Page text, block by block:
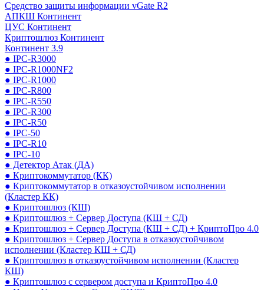
Средство защиты информации vGate R2
АПКШ Континент
ЦУС Континент
Криптошлюз Континент
Континент 3.9
● IPC-R3000
● IPC-R1000NF2
● IPC-R1000
● IPC-R800
● IPC-R550
● IPC-R300
● IPC-R50
● IPC-50
● IPC-R10
● IPC-10
● Детектор Атак (ДА)
● Криптокоммутатор (КК)
● Криптокоммутатор в отказоустойчивом исполнении
(Кластер КК)
● Криптошлюз (КШ)
● Криптошлюз + Сервер Доступа (КШ + СД)
● Криптошлюз + Сервер Доступа (КШ + СД) + КриптоПро 4.0
● Криптошлюз + Сервер Доступа в отказоустойчивом
исполнении (Кластер КШ + СД)
● Криптошлюз в отказоустойчивом исполнении (Кластер
КШ)
● Криптошлюз с сервером доступа и КриптоПро 4.0